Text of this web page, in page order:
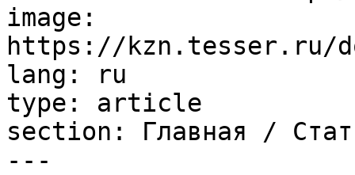
image:
https://kzn.tesser.ru/
lang: ru
type: article
section: Главная /
---